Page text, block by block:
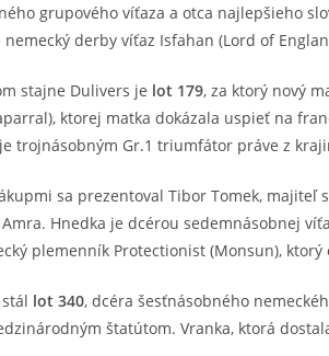
grupového víťaza a otca najlepšieho
nemecký derby víťaz Isfahan (Lord of
stajne Dulivers je lot 179, za ktorý nový
ktorej matka dokázala uspieť na
trojnásobným Gr.1 triumfátor práve z
sa prezentoval Tibor Tomek, majiteľ
Hnedka je dcérou sedemnásobnej
plemenník Protectionist (Monsun),
lot 340, dcéra šesťnásobného
štatútom. Vranka, ktorá